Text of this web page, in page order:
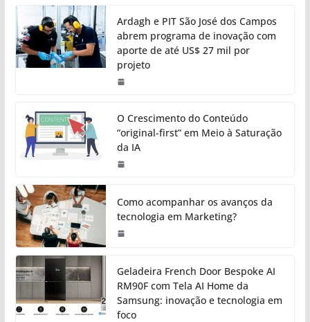
Ardagh e PIT São José dos Campos
abrem programa de inovação com
aporte de até US$ 27 mil por
projeto
O Crescimento do Conteúdo
“original-first” em Meio à Saturação
da IA
Como acompanhar os avanços da
tecnologia em Marketing?
Geladeira French Door Bespoke AI
RM90F com Tela AI Home da
Samsung: inovação e tecnologia em
foco